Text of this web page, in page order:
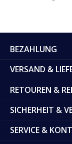
BEZAHLUNG
VERSAND &
RETOUREN &
SICHERHEIT &
SERVICE &